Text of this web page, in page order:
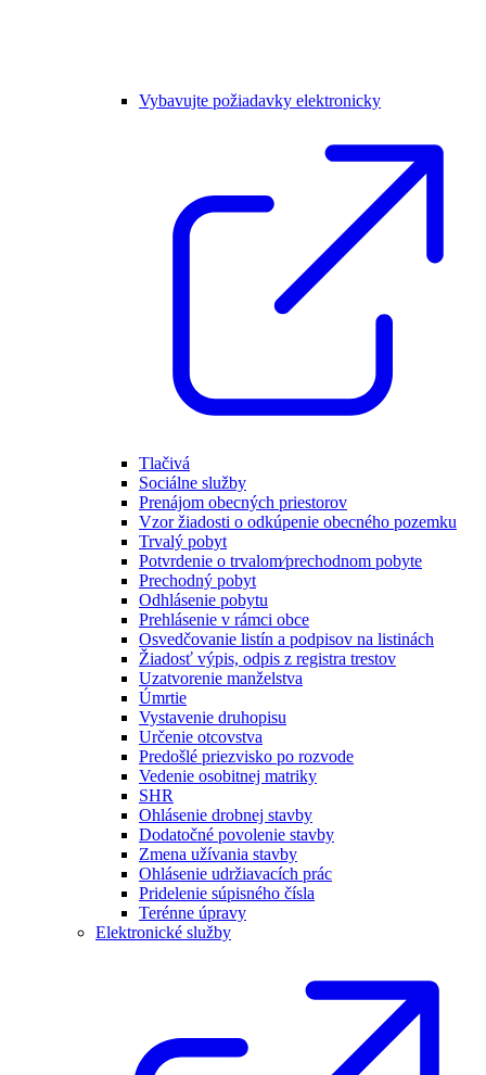
Vybavujte požiadavky elektronicky
Tlačivá
Sociálne služby
Prenájom obecných priestorov
Vzor žiadosti o odkúpenie obecného pozemku
Trvalý pobyt
Potvrdenie o trvalom⁄prechodnom pobyte
Prechodný pobyt
Odhlásenie pobytu
Prehlásenie v rámci obce
Osvedčovanie listín a podpisov na listinách
Žiadosť výpis, odpis z registra trestov
Uzatvorenie manželstva
Úmrtie
Vystavenie druhopisu
Určenie otcovstva
Predošlé priezvisko po rozvode
Vedenie osobitnej matriky
SHR
Ohlásenie drobnej stavby
Dodatočné povolenie stavby
Zmena užívania stavby
Ohlásenie udržiavacích prác
Pridelenie súpisného čísla
Terénne úpravy
Elektronické služby